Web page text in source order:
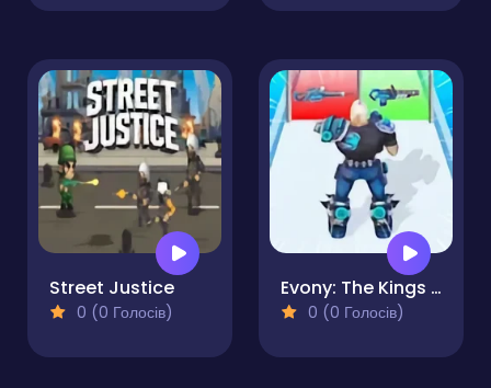
Street Justice
0 (0 Голосів)
Evony: The Kings Return
0 (0 Голосів)